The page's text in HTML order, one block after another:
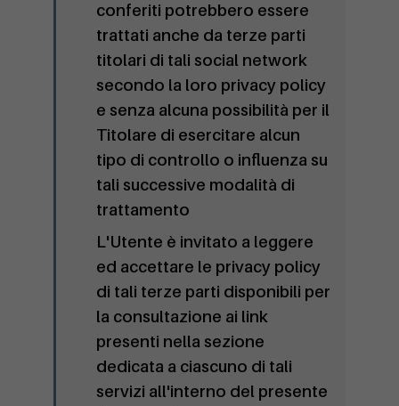
conferiti potrebbero essere
trattati anche da terze parti
titolari di tali social network
secondo la loro privacy policy
e senza alcuna possibilità per il
Titolare di esercitare alcun
tipo di controllo o influenza su
tali successive modalità di
trattamento
L'Utente è invitato a leggere
ed accettare le privacy policy
di tali terze parti disponibili per
la consultazione ai link
presenti nella sezione
dedicata a ciascuno di tali
servizi all'interno del presente